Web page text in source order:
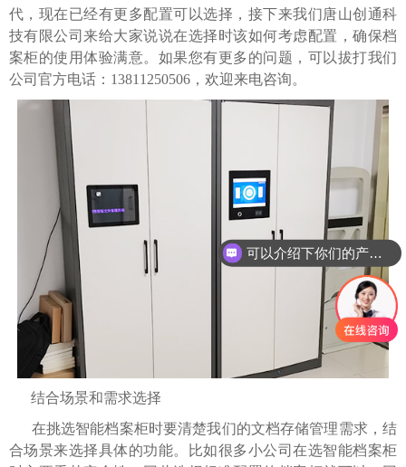
代，现在已经有更多配置可以选择，接下来我们唐山创通科
技有限公司来给大家说说在选择时该如何考虑配置，确保档
案柜的使用体验满意。如果您有更多的问题，可以拔打我们
公司官方电话：13811250506，欢迎来电咨询。
结合场景和需求选择
在挑选智能档案柜时要清楚我们的文档存储管理需求，结
合场景来选择具体的功能。比如很多小公司在选智能档案柜
可以介绍下你们的产品么